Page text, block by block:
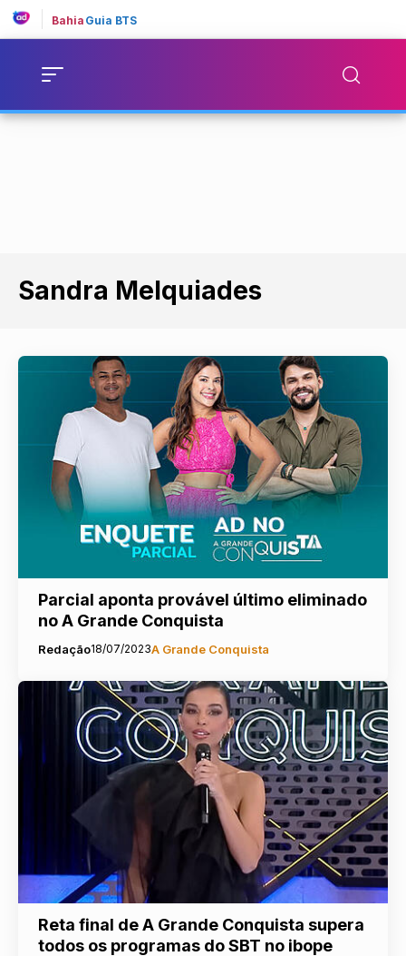
Bahia Guia BTS
Sandra Melquiades
Parcial aponta provável último eliminado
no A Grande Conquista
Redação18/07/2023A Grande Conquista
Reta final de A Grande Conquista supera
todos os programas do SBT no ibope